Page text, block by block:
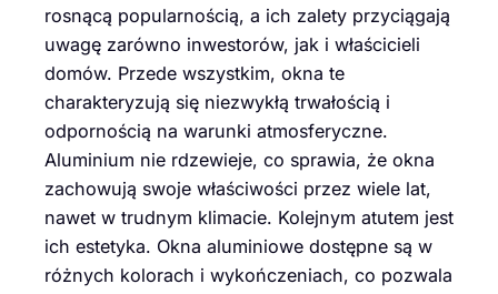
rosnącą popularnością, a ich zalety przyciągają
uwagę zarówno inwestorów, jak i właścicieli
domów. Przede wszystkim, okna te
charakteryzują się niezwykłą trwałością i
odpornością na warunki atmosferyczne.
Aluminium nie rdzewieje, co sprawia, że okna
zachowują swoje właściwości przez wiele lat,
nawet w trudnym klimacie. Kolejnym atutem jest
ich estetyka. Okna aluminiowe dostępne są w
różnych kolorach i wykończeniach, co pozwala